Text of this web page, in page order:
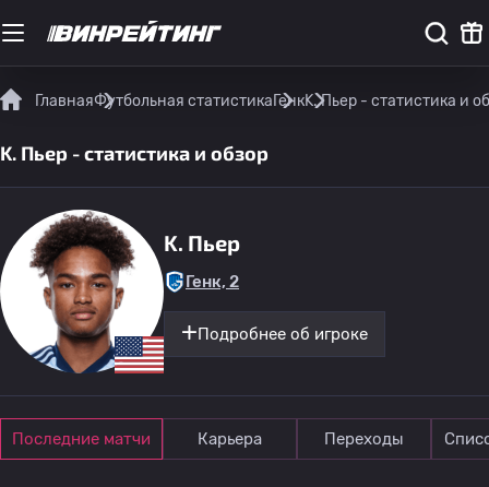
ГлавнаяФутбольная статистикаГенкK. Пьер - статистика и
K. Пьер - статистика и обзор
K. Пьер
Генк, 2
Подробнее об игроке
Последние матчи Карьера Переходы